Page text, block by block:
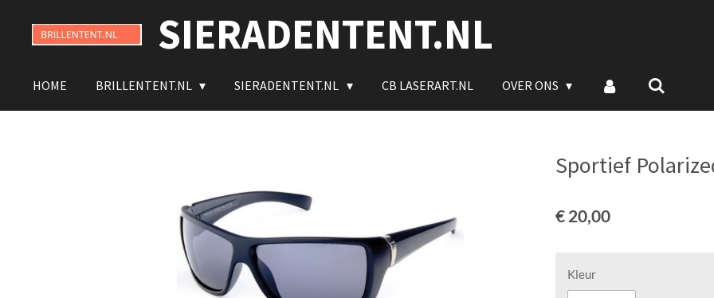
hoofdinhoud
SIERADENTENT.NL
HOME BRILLENTENT.NL SIERADENTENT.NL CB LASERART.NL OVER ONS
Sportief
€ 20,00
Kleur